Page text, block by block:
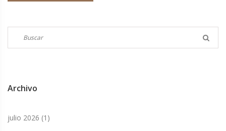
Archivo
julio 2026 (1)